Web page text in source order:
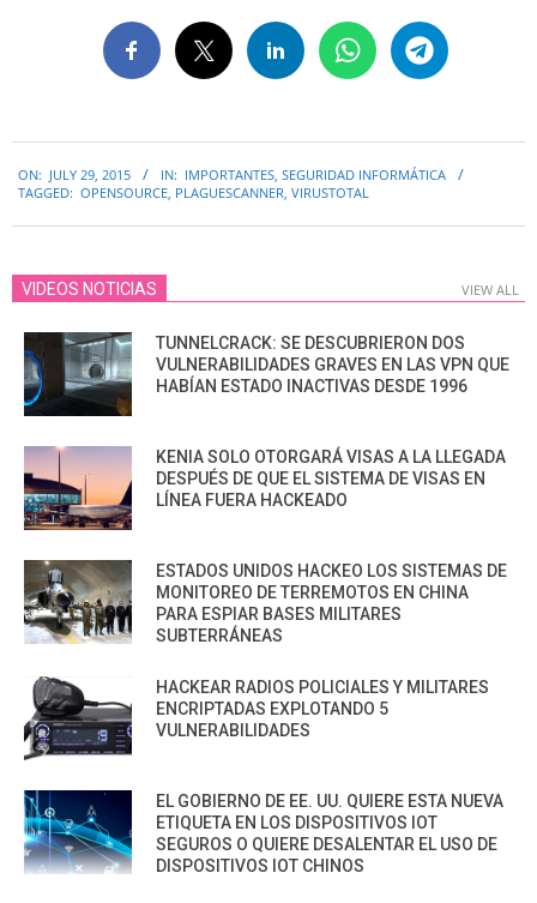
07-
ON: JULY 29, 2015 IN: IMPORTANTES, SEGURIDAD INFORMÁTICA
TAGGED: OPENSOURCE, PLAGUESCANNER, VIRUSTOTAL
VIDEOS NOTICIAS VIEW ALL
TUNNELCRACK: SE DESCUBRIERON DOS
VULNERABILIDADES GRAVES EN LAS VPN QUE
HABÍAN ESTADO INACTIVAS DESDE 1996
KENIA SOLO OTORGARÁ VISAS A LA LLEGADA
DESPUÉS DE QUE EL SISTEMA DE VISAS EN
LÍNEA FUERA HACKEADO
ESTADOS UNIDOS HACKEO LOS SISTEMAS DE
MONITOREO DE TERREMOTOS EN CHINA
PARA ESPIAR BASES MILITARES
SUBTERRÁNEAS
HACKEAR RADIOS POLICIALES Y MILITARES
ENCRIPTADAS EXPLOTANDO 5
VULNERABILIDADES
EL GOBIERNO DE EE. UU. QUIERE ESTA NUEVA
ETIQUETA EN LOS DISPOSITIVOS IOT
SEGUROS O QUIERE DESALENTAR EL USO DE
DISPOSITIVOS IOT CHINOS